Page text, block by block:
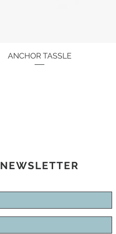
Schnellansicht
ANCHOR TASSLE
NEWSLETTER